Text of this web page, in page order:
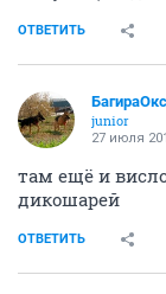
ОТВЕТИТЬ
junior
27 июля
там ещё и
дикошарей
ОТВЕТИТЬ